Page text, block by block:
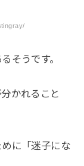
そうです。
かれること
に「迷子にな